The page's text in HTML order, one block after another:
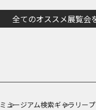
全てのオススメ展覧会
ミュージアム検索ギャラリー